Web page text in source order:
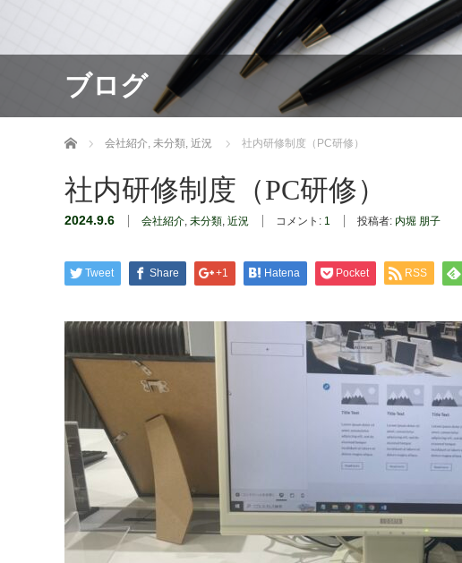
ブログ
ホーム 会社紹介 未分類 近況 社内研修制度（PC研修）
社内研修制度（PC研修）
2024.9.6 会社紹介 未分類 近況 コメント: 1 投稿者: 内堀 朋子
Tweet Share +1 Hatena Pocket RSS